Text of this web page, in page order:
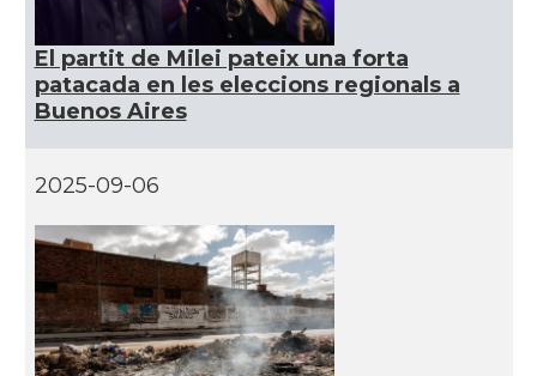
El partit de Milei pateix una forta
patacada en les eleccions regionals a
Buenos Aires
2025-09-06